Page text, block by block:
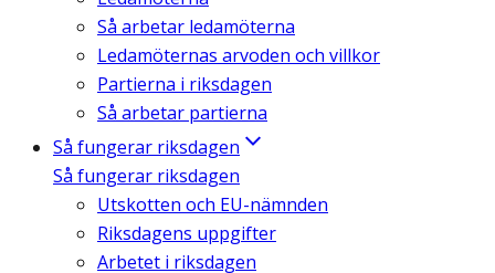
Så arbetar ledamöterna
Ledamöternas arvoden och villkor
Partierna i riksdagen
Så arbetar partierna
Så fungerar riksdagen
Så fungerar riksdagen
Utskotten och EU-nämnden
Riksdagens uppgifter
Arbetet i riksdagen